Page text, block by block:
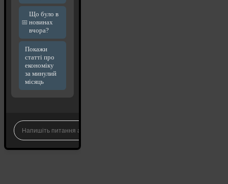
Що було в
новинах
вчора?
Покажи
статті про
економіку
за минулий
місяць